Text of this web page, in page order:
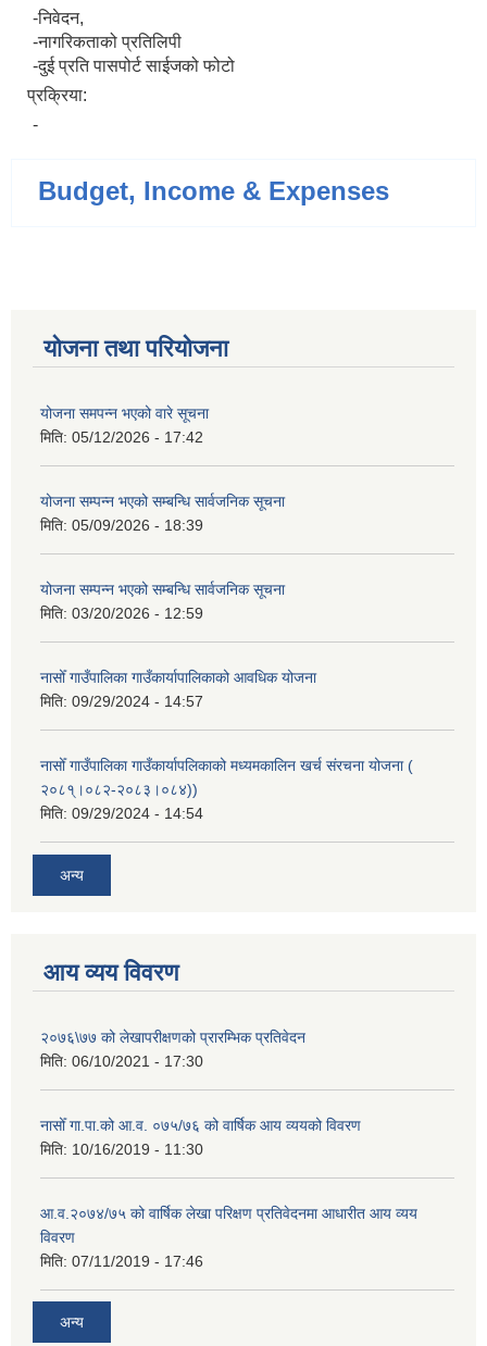
-निवेदन,
-नागरिकताको प्रतिलिपी
-दुई प्रति पासपोर्ट साईजको फोटो
प्रक्रिया:
-
Budget, Income & Expenses
योजना तथा परियोजना
योजना समपन्न भएको वारे सूचना
मिति: 05/12/2026 - 17:42
योजना सम्पन्न भएको सम्बन्धि सार्वजनिक सूचना
मिति: 05/09/2026 - 18:39
योजना सम्पन्न भएको सम्बन्धि सार्वजनिक सूचना
मिति: 03/20/2026 - 12:59
नासोँ गाउँपालिका गाउँकार्यापालिकाको आवधिक योजना
मिति: 09/29/2024 - 14:57
नासोँ गाउँपालिका गाउँकार्यापलिकाको मध्यमकालिन खर्च संरचना योजना (
२०८१्।०८२-२०८३।०८४))
मिति: 09/29/2024 - 14:54
अन्य
आय व्यय विवरण
२०७६\७७ को लेखापरीक्षणको प्रारम्भिक प्रतिवेदन
मिति: 06/10/2021 - 17:30
नासोँ गा.पा.को आ.व. ०७५/७६ को वार्षिक आय व्ययको विवरण
मिति: 10/16/2019 - 11:30
आ.व.२०७४/७५ को वार्षिक लेखा परिक्षण प्रतिवेदनमा आधारीत आय व्यय
विवरण
मिति: 07/11/2019 - 17:46
अन्य